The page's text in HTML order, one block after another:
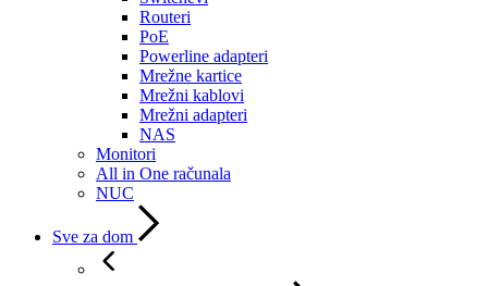
Routeri
PoE
Powerline adapteri
Mrežne kartice
Mrežni kablovi
Mrežni adapteri
NAS
Monitori
All in One računala
NUC
Sve za dom